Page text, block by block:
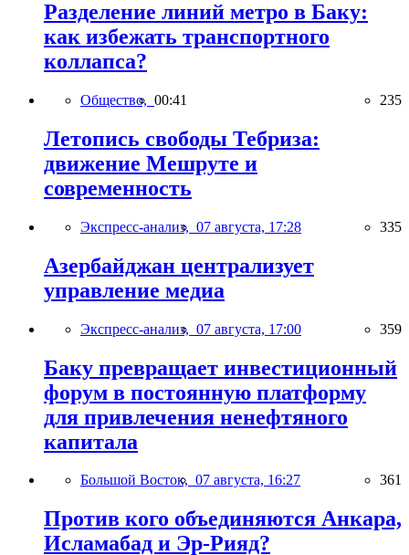
Разделение линий метро в Баку:
как избежать транспортного
коллапса?
Общество, 00:41 235
Летопись свободы Тебриза:
движение Мешруте и
современность
Экспресс-анализ, 07 августа, 17:28 335
Азербайджан централизует
управление медиа
Экспресс-анализ, 07 августа, 17:00 359
Баку превращает инвестиционный
форум в постоянную платформу
для привлечения ненефтяного
капитала
Большой Восток, 07 августа, 16:27 361
Против кого объединяются Анкара,
Исламабад и Эр-Рияд?